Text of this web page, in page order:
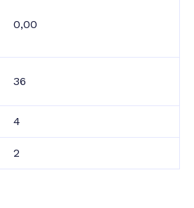
0,00
36
4
2